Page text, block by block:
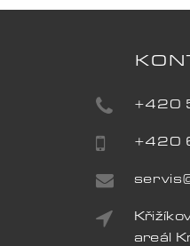
+420
+420
areál